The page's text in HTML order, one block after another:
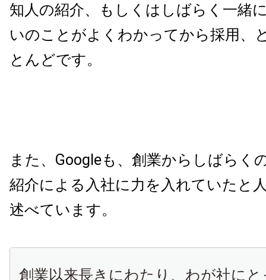
知人の紹介、もしくはしばらく一緒
いのことがよくわかってから採用、
とんどです。
また、Googleも、創業からしばらく
紹介による入社に力を入れていたと
述べています。
創業以来長きにわたり、わが社に